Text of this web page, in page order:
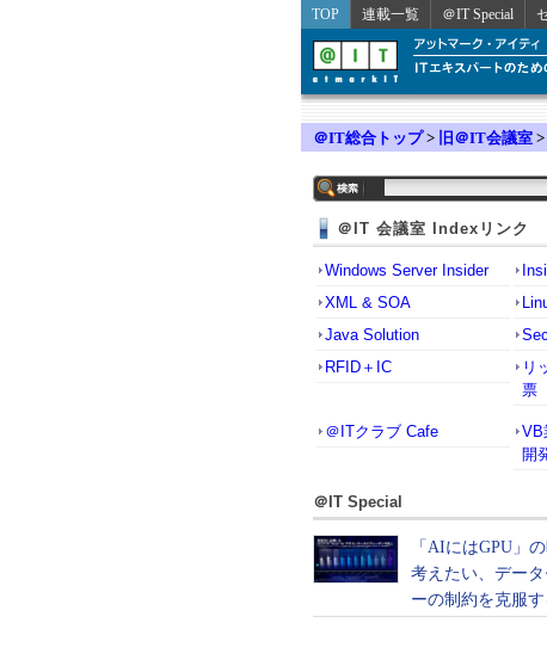
TOP 連載一覧 ＠IT Special
＠IT総合トップ> 旧＠IT会議室 >
＠IT 会議室 Indexリンク
Windows Server Insider
XML & SOA
Java Solution
RFID＋IC
リ
票
＠ITクラブ Cafe
VB
開
＠IT Special